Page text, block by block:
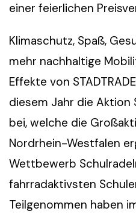
einer feierlichen
Klimaschutz, Spaß,
mehr nachhaltige
Effekte von
diesem Jahr die Aktion
bei, welche die
Nordrhein-Westfalen
Wettbewerb
fahrradaktivsten
Teilgenommen haben